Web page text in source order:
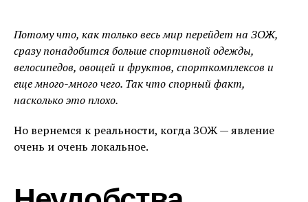
Потому что, как только весь мир перейдет на ЗОЖ,
сразу понадобится больше спортивной одежды,
велосипедов, овощей и фруктов, спорткомплексов и
еще много-много чего. Так что спорный факт,
насколько это плохо.
Но вернемся к реальности, когда ЗОЖ — явление
очень и очень локальное.